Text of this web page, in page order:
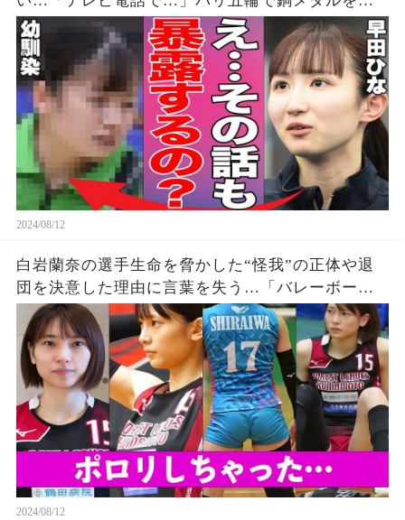
得した早田選手の幼少期からの親友が明かす衝撃
の事実に驚きを隠せない…【パリオリンピック/女
子シングルス】
2024/08/12
白岩蘭奈の選手生命を脅かした“怪我”の正体や退
団を決意した理由に言葉を失う…「バレーボー
ル」で活躍する選手の“熱愛”の真相に驚きを隠せ
ない…
2024/08/12